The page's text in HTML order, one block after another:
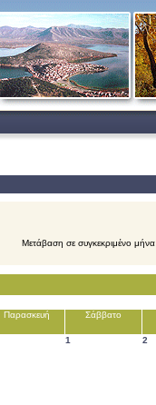
Μετάβαση σε συγκεκριμένο μήνα
Παρασκευή Σάββατο
1 2